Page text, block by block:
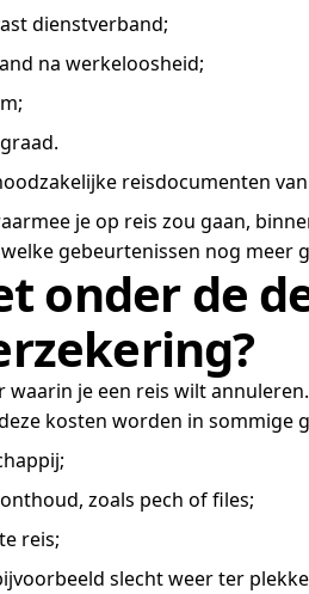
dienstverband;
na werkeloosheid;
reisdocumenten
je op reis zou gaan,
gebeurtenissen nog
onder de
je een reis wilt
kosten worden in sommige
zoals pech of files;
reis;
slecht weer ter